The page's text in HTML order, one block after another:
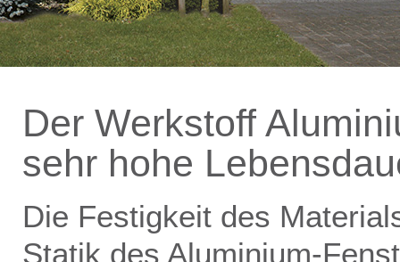
Der Werkstoff
sehr hohe
Die Festigkeit des
Statik des Aluminium-